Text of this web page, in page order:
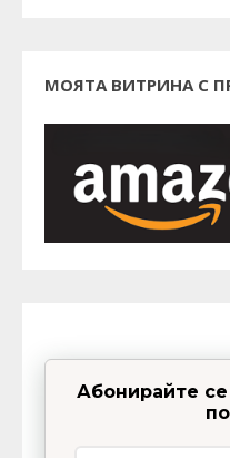
МОЯТА ВИТРИНА С
Абонирайте